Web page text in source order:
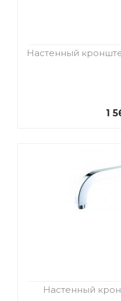
Настенный
1
Настенный